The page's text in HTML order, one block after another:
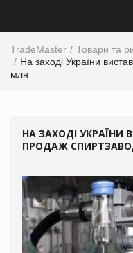
TradeMaster Товари та
На заході України
млн
НА ЗАХОДІ УКРАЇНИ
ПРОДАЖ